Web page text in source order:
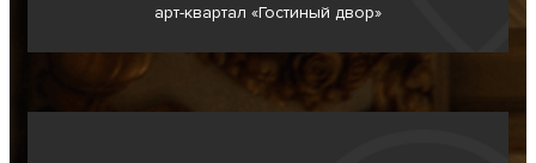
арт-квартал «Гостиный двор»